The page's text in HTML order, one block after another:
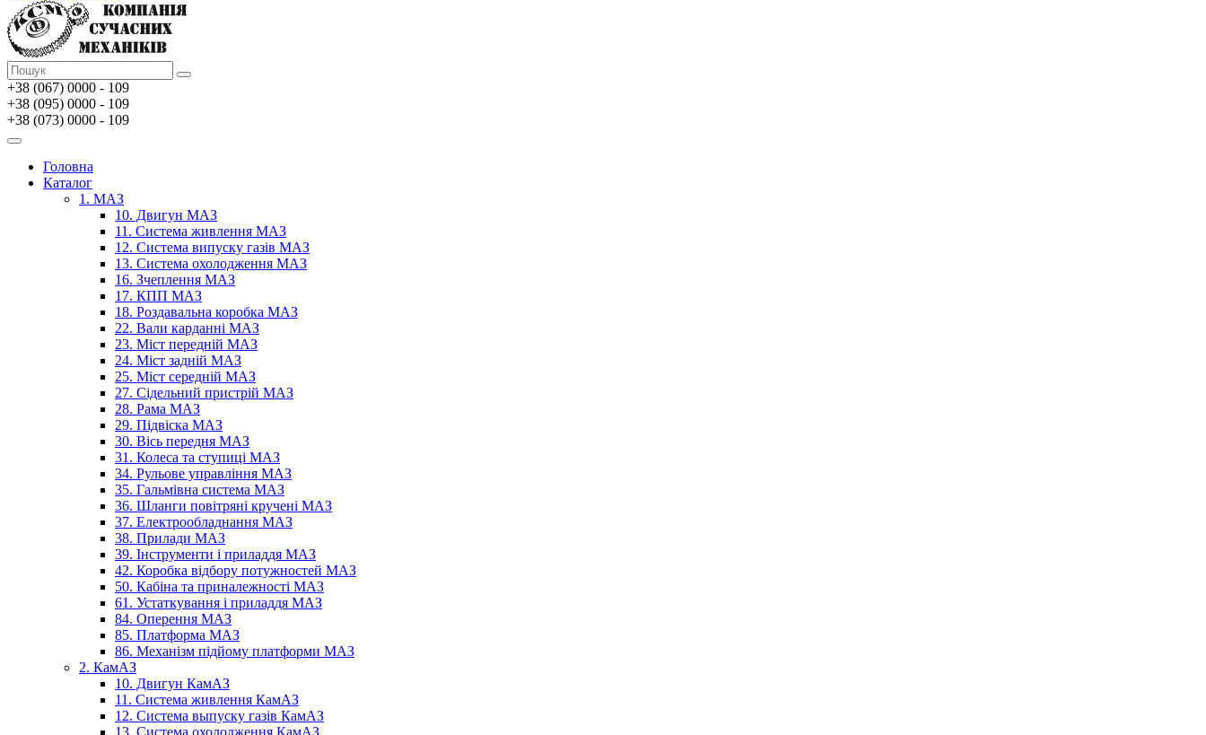
+38 (067) 0000 - 109
+38 (095) 0000 - 109
+38 (073) 0000 - 109
Головна
Каталог
1. МАЗ
10. Двигун МАЗ
11. Система живлення МАЗ
12. Система випуску газів МАЗ
13. Система охолодження МАЗ
16. Зчеплення МАЗ
17. КПП МАЗ
18. Роздавальна коробка МАЗ
22. Вали карданні МАЗ
23. Міст передній МАЗ
24. Міст задній МАЗ
25. Міст середній МАЗ
27. Сідельний пристрій МАЗ
28. Рама МАЗ
29. Підвіска МАЗ
30. Вісь передня МАЗ
31. Колеса та ступиці МАЗ
34. Рульове управління МАЗ
35. Гальмівна система МАЗ
36. Шланги повітряні кручені МАЗ
37. Електрообладнання МАЗ
38. Прилади МАЗ
39. Інструменти і приладдя МАЗ
42. Коробка відбору потужностей МАЗ
50. Кабіна та приналежності МАЗ
61. Устаткування і приладдя МАЗ
84. Оперення МАЗ
85. Платформа МАЗ
86. Механізм підйому платформи МАЗ
2. КамАЗ
10. Двигун КамАЗ
11. Система живлення КамАЗ
12. Система выпуску газів КамАЗ
13. Система охолодження КамАЗ